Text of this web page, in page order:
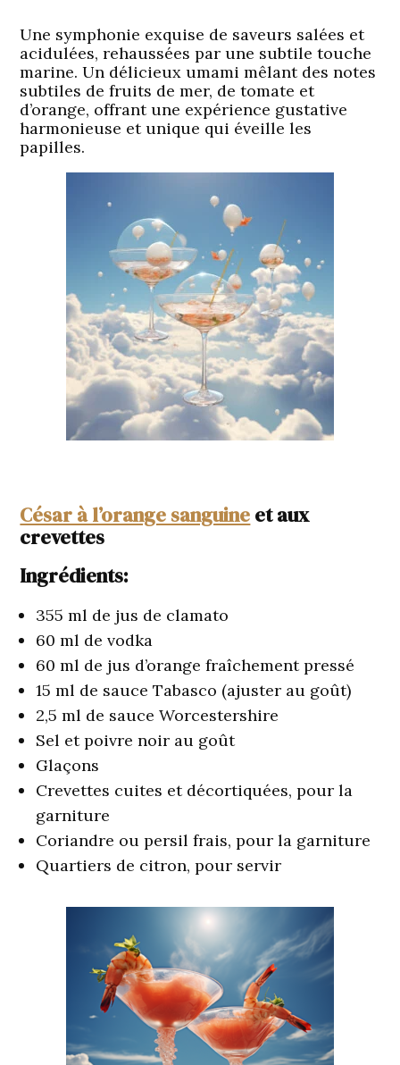
Une symphonie exquise de saveurs salées et
acidulées, rehaussées par une subtile touche
marine. Un délicieux umami mêlant des notes
subtiles de fruits de mer, de tomate et
d’orange, offrant une expérience gustative
harmonieuse et unique qui éveille les
papilles.
César à l’orange sanguine et aux
crevettes
Ingrédients:
355 ml de jus de clamato
60 ml de vodka
60 ml de jus d’orange fraîchement pressé
15 ml de sauce Tabasco (ajuster au goût)
2,5 ml de sauce Worcestershire
Sel et poivre noir au goût
Glaçons
Crevettes cuites et décortiquées, pour la
garniture
Coriandre ou persil frais, pour la garniture
Quartiers de citron, pour servir